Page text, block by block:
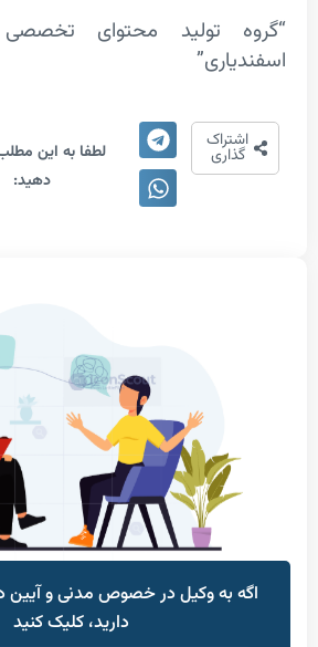
تولید محتوای تخصصیلاوین
لطفا به این مطلب امتیاز
به وکیل در خصوص مدنی و آیین دادرسی
دارید، کلیک کنید